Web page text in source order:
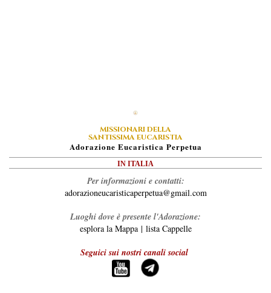
MISSIONARI DELLA
SANTISSIMA EUCARISTIA
ADorazione EUcaristica PErpetua
IN ITALIA
Per informazioni e contatti:
adorazioneucaristicaperpetua@gmail.com
Luoghi dove è presente l'Adorazione:
esplora la Mappa| lista Cappelle
Seguici sui nostri canali social